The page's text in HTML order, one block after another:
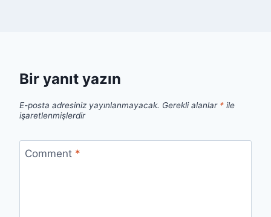
Bir yanıt yazın
E-posta adresiniz yayınlanmayacak. Gerekli alanlar * ile
işaretlenmişlerdir
Comment *